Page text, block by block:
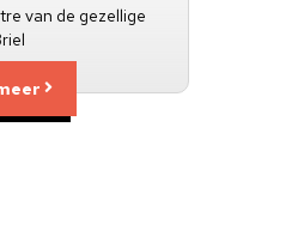
van de gezellige